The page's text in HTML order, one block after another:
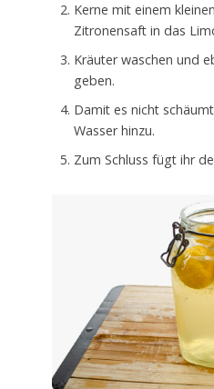
Kerne mit einem
Zitronensaft in das
Kräuter waschen und
geben.
Damit es nicht
Wasser hinzu.
Zum Schluss fügt ihr